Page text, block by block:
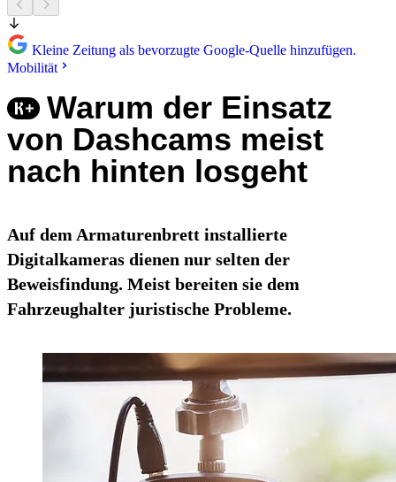
Kleine Zeitung als bevorzugte Google-Quelle hinzufügen.
Mobilität
Warum der Einsatz
von Dashcams meist
nach hinten losgeht
Auf dem Armaturenbrett installierte
Digitalkameras dienen nur selten der
Beweisfindung. Meist bereiten sie dem
Fahrzeughalter juristische Probleme.